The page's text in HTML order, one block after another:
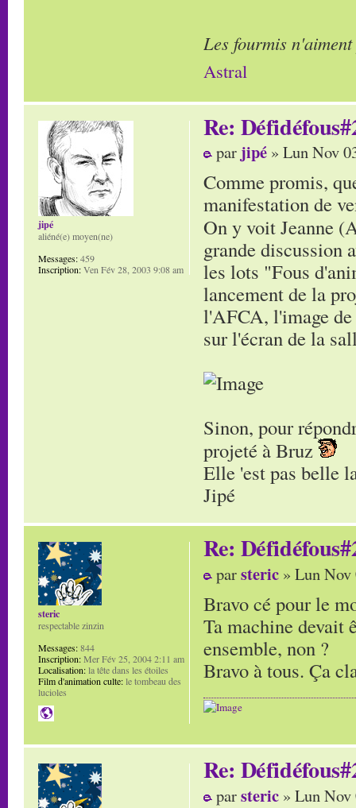
Les fourmis
Astral
Re:
par jipé » Lun Nov
Comme promis,
manifestation de
On y voit Jeanne
grande discussion
les lots "Fous
lancement de la
l'AFCA, l'image de
sur l'écran de la
Sinon, pour
projeté à Bruz
Elle 'est pas belle
Jipé
jipé
aliéné(e) moyen(ne)
Messages:459
Inscription:Ven Fév 28, 2003 9:08 am
Re:
parsteric » Lun Nov
Bravo cé pour le
Ta machine devait
ensemble, non ?
Bravo à tous. Ça
steric
respectable zinzin
Messages:844
Inscription:Mer Fév 25, 2004 2:11 am
Localisation:la tête dans les étoiles
Film d'animation culte:le tombeau des
lucioles
Re:
parsteric » Lun Nov